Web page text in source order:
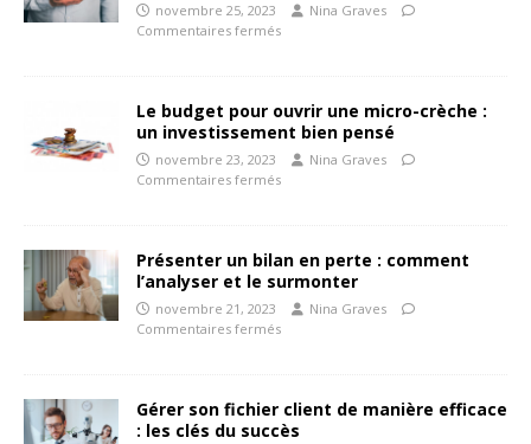
novembre 25, 2023
Nina Graves
Commentaires fermés
Le budget pour ouvrir une micro-crèche :
un investissement bien pensé
novembre 23, 2023
Nina Graves
Commentaires fermés
Présenter un bilan en perte : comment
l’analyser et le surmonter
novembre 21, 2023
Nina Graves
Commentaires fermés
Gérer son fichier client de manière efficace
: les clés du succès